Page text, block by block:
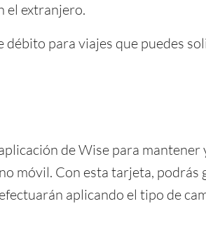
el extranjero.
para viajes que puedes
de Wise para
móvil. Con esta tarjeta, podrás
aplicando el tipo de